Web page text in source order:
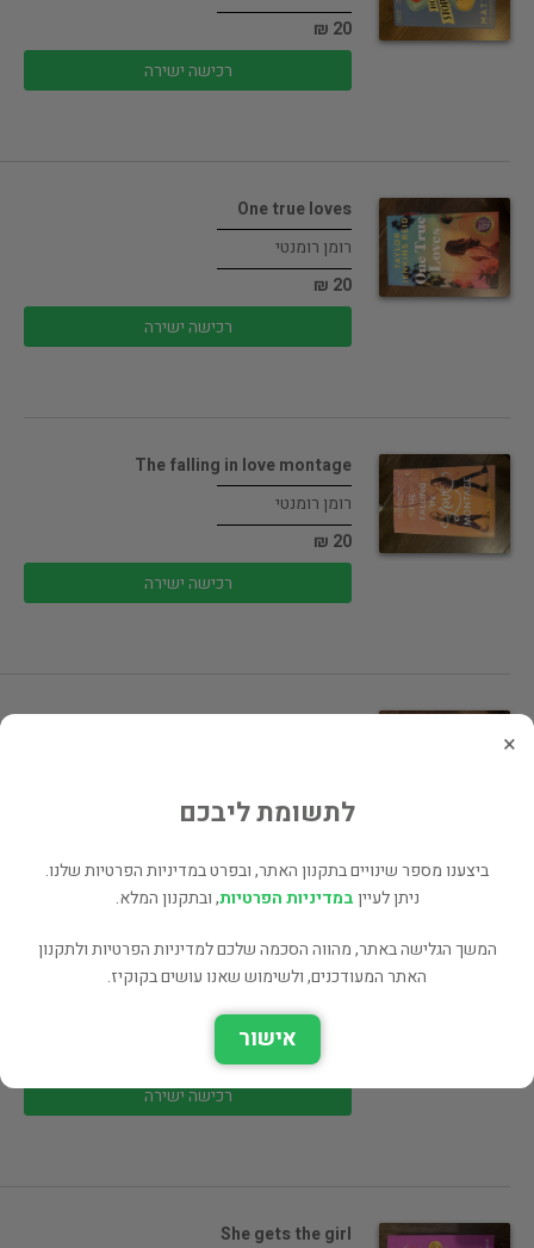
20 ₪
רכישה ישירה
One true loves
רומן רומנטי
20 ₪
רכישה ישירה
The falling in love montage
רומן רומנטי
20 ₪
רכישה ישירה
hani and ishu's guide to fake…
20 ₪
More happy than not
רומן רומנטי
רכישה ישירה
She gets the girl
×
לתשומת ליבכם
ביצענו מספר שינויים בתקנון האתר, ובפרט במדיניות הפרטיות שלנו.
ניתן לעייןבמדיניות הפרטיות, ובתקנון המלא.
המשך הגלישה באתר, מהווה הסכמה שלכם למדיניות הפרטיות ולתקנון
האתר המעודכנים, ולשימוש שאנו עושים בקוקיז.
אישור